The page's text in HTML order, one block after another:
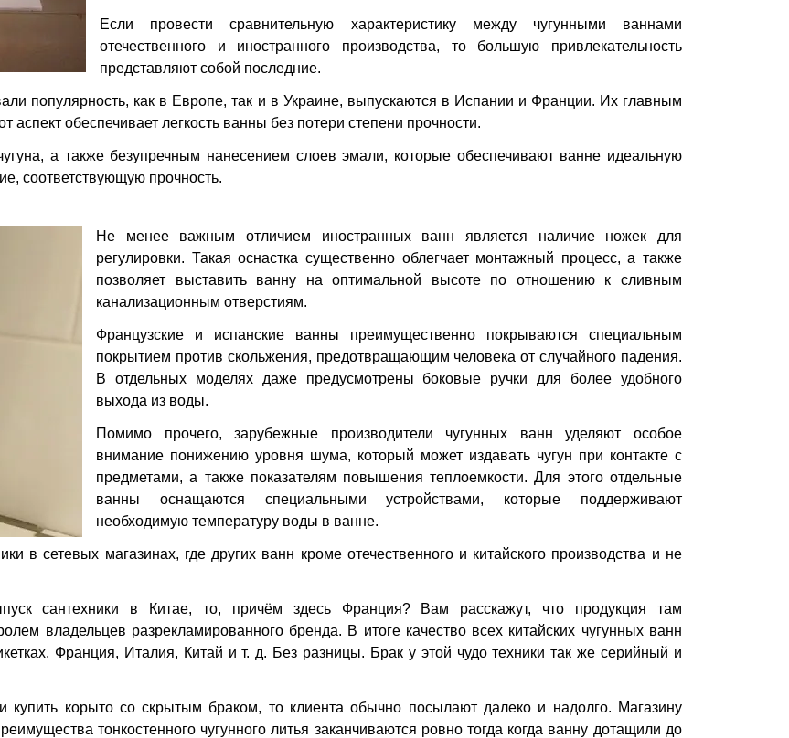
Если провести сравнительную характеристику между чугунными ваннами
отечественного и иностранного производства, то большую привлекательность
представляют собой последние.
популярность, как в Европе, так и в Украине, выпускаются в Испании и Франции. Их главным
аспект обеспечивает легкость ванны без потери степени прочности.
а также безупречным нанесением слоев эмали, которые обеспечивают ванне идеальную
соответствующую прочность.
Не менее важным отличием иностранных ванн является наличие ножек для
регулировки. Такая оснастка существенно облегчает монтажный процесс, а также
позволяет выставить ванну на оптимальной высоте по отношению к сливным
канализационным отверстиям.
Французские и испанские ванны преимущественно покрываются специальным
покрытием против скольжения, предотвращающим человека от случайного падения.
В отдельных моделях даже предусмотрены боковые ручки для более удобного
выхода из воды.
Помимо прочего, зарубежные производители чугунных ванн уделяют особое
внимание понижению уровня шума, который может издавать чугун при контакте с
предметами, а также показателям повышения теплоемкости. Для этого отдельные
ванны оснащаются специальными устройствами, которые поддерживают
необходимую температуру воды в ванне.
в сетевых магазинах, где других ванн кроме отечественного и китайского производства и не
сантехники в Китае, то, причём здесь Франция? Вам расскажут, что продукция там
владельцев разрекламированного бренда. В итоге качество всех китайских чугунных ванн
Франция, Италия, Китай и т. д. Без разницы. Брак у этой чудо техники так же серийный и
купить корыто со скрытым браком, то клиента обычно посылают далеко и надолго. Магазину
тонкостенного чугунного литья заканчиваются ровно тогда когда ванну дотащили до